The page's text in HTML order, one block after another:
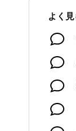
よく